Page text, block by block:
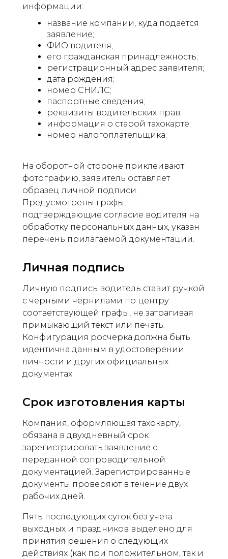
информации:
название компании, куда подается
заявление;
ФИО водителя;
его гражданская принадлежность;
регистрационный адрес заявителя;
дата рождения;
номер СНИЛС;
паспортные сведения;
реквизиты водительских прав;
информация о старой тахокарте;
номер налогоплательщика.
На оборотной стороне приклеивают
фотографию, заявитель оставляет
образец личной подписи.
Предусмотрены графы,
подтверждающие согласие водителя на
обработку персональных данных, указан
перечень прилагаемой документации.
Личная подпись
Личную подпись водитель ставит ручкой
с черными чернилами по центру
соответствующей графы, не затрагивая
примыкающий текст или печать.
Конфигурация росчерка должна быть
идентична данным в удостоверении
личности и других официальных
документах.
Срок изготовления карты
Компания, оформляющая тахокарту,
обязана в двухдневный срок
зарегистрировать заявление с
переданной сопроводительной
документацией. Зарегистрированные
документы проверяют в течение двух
рабочих дней.
Пять последующих суток без учета
выходных и праздников выделено для
принятия решения о следующих
действиях (как при положительном, так и